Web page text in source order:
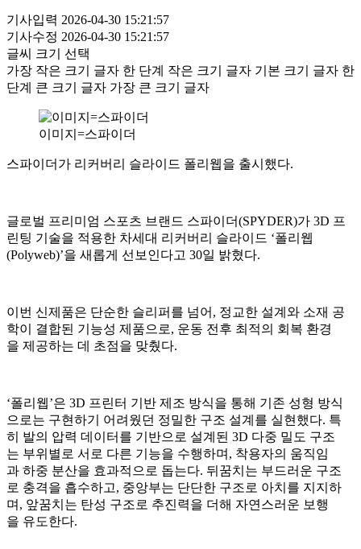
기사입력 2026-04-30 15:21:57
기사수정 2026-04-30 15:21:57
글씨 크기 선택
가장 작은 크기 글자 한 단계 작은 크기 글자 기본 크기 글자 한
단계 큰 크기 글자 가장 큰 크기 글자
이미지=스파이더
스파이더가 리커버리 슬라이드 폴리웹을 출시했다.
글로벌 프리미엄 스포츠 브랜드 스파이더(SPYDER)가 3D 프
린팅 기술을 적용한 차세대 리커버리 슬라이드 ‘폴리웹
(Polyweb)’을 새롭게 선보인다고 30일 밝혔다.
이번 신제품은 단순한 슬리퍼를 넘어, 정교한 설계와 소재 공
학이 결합된 기능성 제품으로, 운동 전후 최적의 회복 환경
을 제공하는 데 초점을 맞췄다.
‘폴리웹’은 3D 프린터 기반 제조 방식을 통해 기존 성형 방식
으로는 구현하기 어려웠던 정밀한 구조 설계를 실현했다. 특
히 발의 압력 데이터를 기반으로 설계된 3D 다중 밀도 구조
는 부위별로 서로 다른 기능을 수행하며, 착용자의 움직임
과 하중 분산을 효과적으로 돕는다. 뒤꿈치는 부드러운 구조
로 충격을 흡수하고, 중앙부는 단단한 구조로 아치를 지지하
며, 앞꿈치는 탄성 구조로 추진력을 더해 자연스러운 보행
을 유도한다.